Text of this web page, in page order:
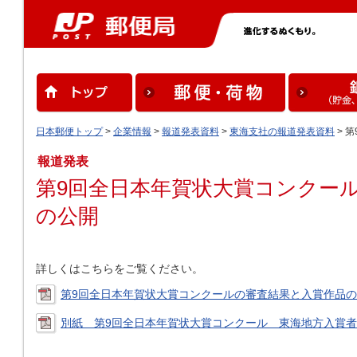
日本郵便トップ> 企業情報 > 報道発表資料 > 東海支社の報道発表資料 >
報道発表
第9回全日本年賀状大賞コンクー
の公開
詳しくはこちらをご覧ください。
第9回全日本年賀状大賞コンクールの審査結果と入賞作品
別紙 第9回全日本年賀状大賞コンクール 東海地方入賞